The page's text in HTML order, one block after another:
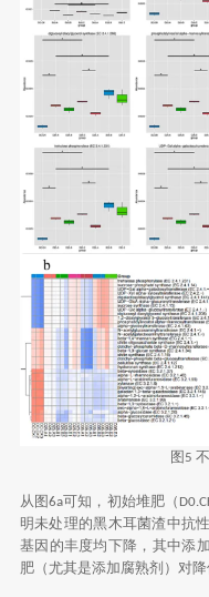
图 5
从图6a可知，初始堆肥（
明未处理的黑木耳菌渣中抗
基因的丰度均下降，其中添
肥（尤其是添加腐熟剂）对降